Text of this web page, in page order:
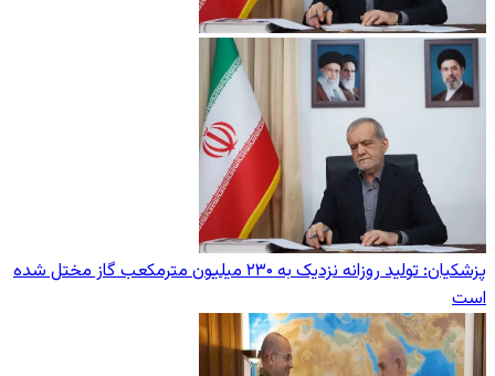
پزشکیان: تولید روزانه نزدیک به ۲۳۰ میلیون مترمکعب گاز مختل شده
است